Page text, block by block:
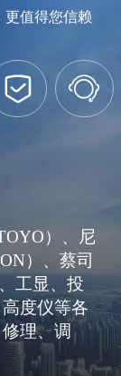
更值得您信赖
 
）、尼
）、蔡司
工显、投
度仪等各
理、调